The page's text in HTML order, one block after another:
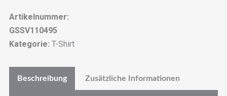
Artikelnummer:
GSSV110495
Kategorie: T-Shirt
Beschreibung Zusätzliche Informationen